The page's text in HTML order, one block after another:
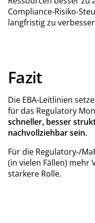
Compliance-Risiko-
langfristig zu
Fazit
Die EBA-Leitlinien
für das Regulatory
schneller, besser
nachvollziehbar sein.
Für die Regulatory-/
(in vielen Fällen)
stärkere Rolle.